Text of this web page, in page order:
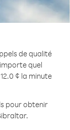
de qualité
quel
¢ la minute
pour obtenir